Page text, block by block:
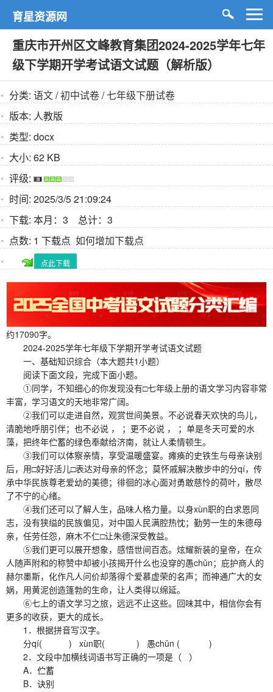
育星资源网
重庆市开州区文峰教育集团2024-2025学年七年
级下学期开学考试语文试题（解析版）
分类: 语文/初中试卷/七年级下册试卷
版本: 人教版
类型: docx
大小: 62 KB
评级:
时间: 2025/3/5 21:09:24
下载: 本月：3 总计：3
点数: 1 下载点 如何增加下载点
点此下载
约17090字。
2024-2025学年七年级下学期开学考试语文试题
一、基础知识综合（本大题共1小题）
阅读下面文段，完成下面小题。
①同学，不知细心的你发现没有□七年级上册的语文学习内容非常
丰富，学习语文的天地非常广阔。
②我们可以走进自然，观赏世间美景。不必说春天欢快的鸟儿，
清脆地呼朋引伴；也不必说 ， ；更不必说 ， ；单是冬天可爱的水
藻，把终年伫蓄的绿色奉献给济南，就让人柔情顿生。
③我们可以体察亲情，享受温暖盛宴。瘫痪的史铁生与母亲诀别
后，用□好好活儿□表达对母亲的怀念；莫怀戚解决散步中的分qí，传
承中华民族尊老爱幼的美德；徘徊的冰心面对勇敢慈怜的荷叶，散尽
了不宁的心绪。
④我们还可以了解人生，品味人格力量。以身xùn职的白求恩同
志，没有狭缢的民族偏见，对中国人民满腔热忱；勤劳一生的朱德母
亲，任劳任怨，麻木不仁□让朱德深受教益。
⑤我们更可以展开想象，感悟世间百态。炫耀新装的皇帝，在众
人随声附和的称赞中却被小孩揭开什么也没穿的愚chǔn；庇护商人的
赫尔墨斯，化作凡人问价却落得个爱慕虚荣的名声；而神通广大的女
娲，用黄泥创造篷勃的生命，让人类得以绵延。
⑥七上的语文学习之旅，远远不止这些。回味其中，相信你会有
更多的收获，更大的成长。
1．根据拼音写汉字。
分qí( ) xùn职( ) 愚chǔn ( )
2．文段中加横线词语书写正确的一项是（ ）
A．伫蓄
B．诀别